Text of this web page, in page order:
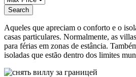
Search
Aqueles que apreciam o conforto e o
casas particulares. Normalmente, as
para férias em zonas de estância.
isoladas que estão dentro dos limites